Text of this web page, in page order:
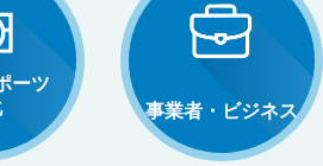
ーツ
事業者・ビジネス